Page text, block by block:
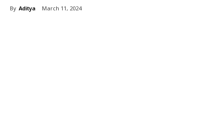
By Aditya March 11, 2024